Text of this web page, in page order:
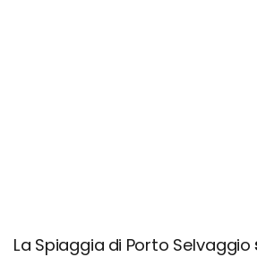
La Spiaggia di Porto Selvaggio